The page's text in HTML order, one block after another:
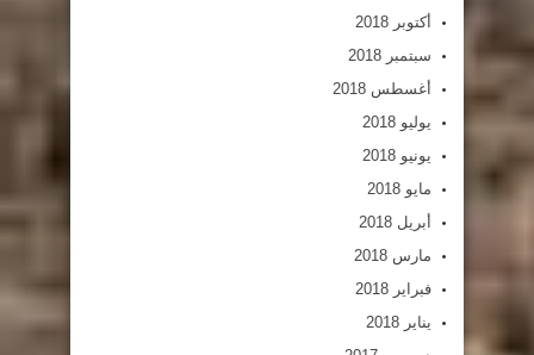
أكتوبر 2018
سبتمبر 2018
أغسطس 2018
يوليو 2018
يونيو 2018
مايو 2018
أبريل 2018
مارس 2018
فبراير 2018
يناير 2018